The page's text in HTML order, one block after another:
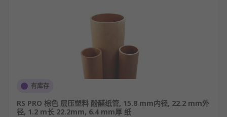
有库存
RS PRO 棕色 层压塑料 酚醛纸管, 15.8 mm内径, 22.2 mm外
径, 1.2 m长 22.2mm, 6.4 mm厚 纸